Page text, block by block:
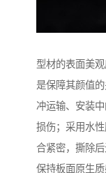
型材的表面美
是保障其颜值
冲运输、安装
损伤；采用水
合紧密，撕除
保持板面原生